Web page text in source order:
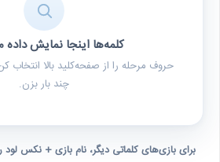
کلمه‌ها اینجا نمایش
حروف مرحله را از صفحه‌کلید بالا
چند بار بزن.
برای بازی‌های کلماتی دیگر، نام بازی + نکس